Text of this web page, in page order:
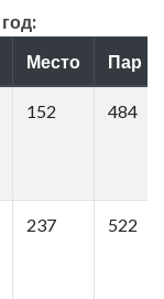
Место Пар
152 484
237 522